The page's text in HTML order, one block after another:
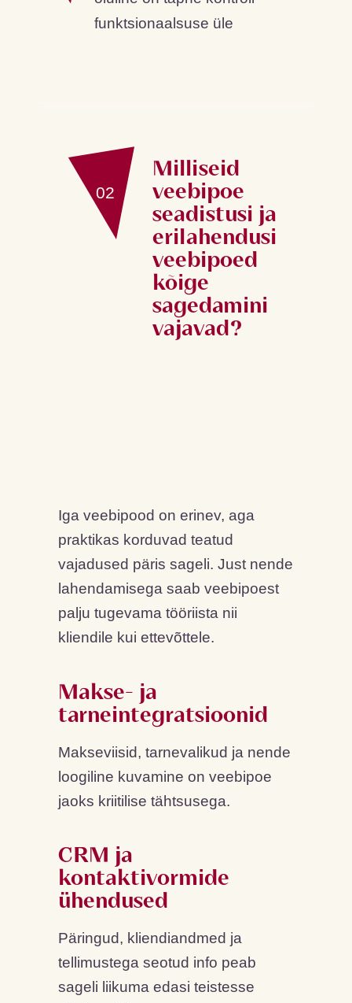
funktsionaalsuse üle
02
Milliseid
veebipoe
seadistusi ja
erilahendusi
veebipoed
kõige
sagedamini
vajavad?
Iga veebipood on erinev, aga
praktikas korduvad teatud
vajadused päris sageli. Just nende
lahendamisega saab veebipoest
palju tugevama tööriista nii
kliendile kui ettevõttele.
Makse- ja
tarneintegratsioonid
Makseviisid, tarnevalikud ja nende
loogiline kuvamine on veebipoe
jaoks kriitilise tähtsusega.
CRM ja
kontaktivormide
ühendused
Päringud, kliendiandmed ja
tellimustega seotud info peab
sageli liikuma edasi teistesse